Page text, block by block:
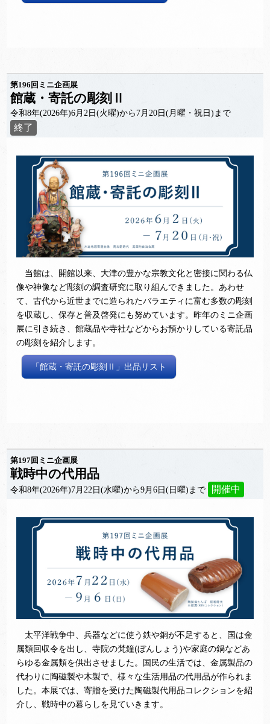
第196回ミニ企画展
館蔵・寄託の彫刻Ⅱ
令和8年(2026年)6月2日(火曜)から7月20日(月曜・祝日)まで
終了
当館は、開館以来、大津の豊かな宗教文化と密接に関わる仏
像や神像など彫刻の調査研究に取り組んできました。あわせ
て、古代から近世までに造られたバラエティに富む多数の彫刻
を収蔵し、保存と普及啓発にも努めています。昨年のミニ企画
展に引き続き、館蔵品や寺社などからお預かりしている寄託品
の彫刻を紹介します。
「館蔵・寄託の彫刻Ⅱ」出品リスト
第197回ミニ企画展
戦時中の代用品
令和8年(2026年)7月22日(水曜)から9月6日(日曜)まで 開催中
太平洋戦争中、兵器などに使う鉄や銅が不足すると、国は金
属類回収令を出し、寺院の梵鐘(ぼんしょう)や家庭の鍋などあ
らゆる金属類を供出させました。国民の生活では、金属製品の
代わりに陶磁製や木製で、様々な生活用品の代用品が作られま
した。本展では、寄贈を受けた陶磁製代用品コレクションを紹
介し、戦時中の暮らしを見ていきます。